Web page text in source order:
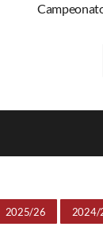
2025/26 2024/